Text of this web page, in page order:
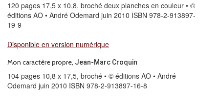
120 pages 17,5 x 10,8, broché deux planches en couleur • ©
éditions AO • André Odemard juin 2010 ISBN 978-2-913897-
19-9
Disponible en version numérique
Mon caractère propre, Jean-Marc Croquin
104 pages 10,8 x 17,5, broché • © éditions AO • André
Odemard juin 2010 ISBN 978-2-913897-16-8